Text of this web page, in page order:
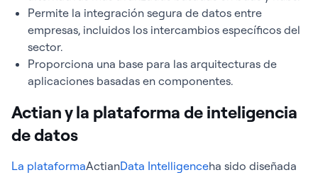
Permite la integración segura de datos entre
empresas, incluidos los intercambios específicos del
sector.
Proporciona una base para las arquitecturas de
aplicaciones basadas en componentes.
Actian y la plataforma de inteligencia
de datos
La plataformaActianData Intelligenceha sido diseñada